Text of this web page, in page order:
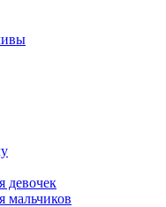
девочек
мальчиков